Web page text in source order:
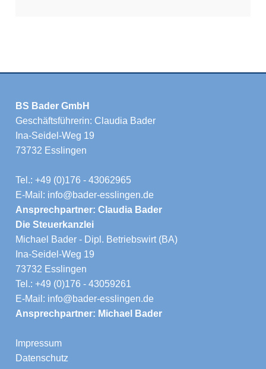
BS Bader GmbH
Geschäftsführerin: Claudia Bader
Ina-Seidel-Weg 19
73732 Esslingen
Tel.: +49 (0)176 - 43062965
E-Mail: info@bader-esslingen.de
Ansprechpartner: Claudia Bader
Die Steuerkanzlei
Michael Bader - Dipl. Betriebswirt (BA)
Ina-Seidel-Weg 19
73732 Esslingen
Tel.: +49 (0)176 - 43059261
E-Mail: info@bader-esslingen.de
Ansprechpartner: Michael Bader
Impressum
Datenschutz